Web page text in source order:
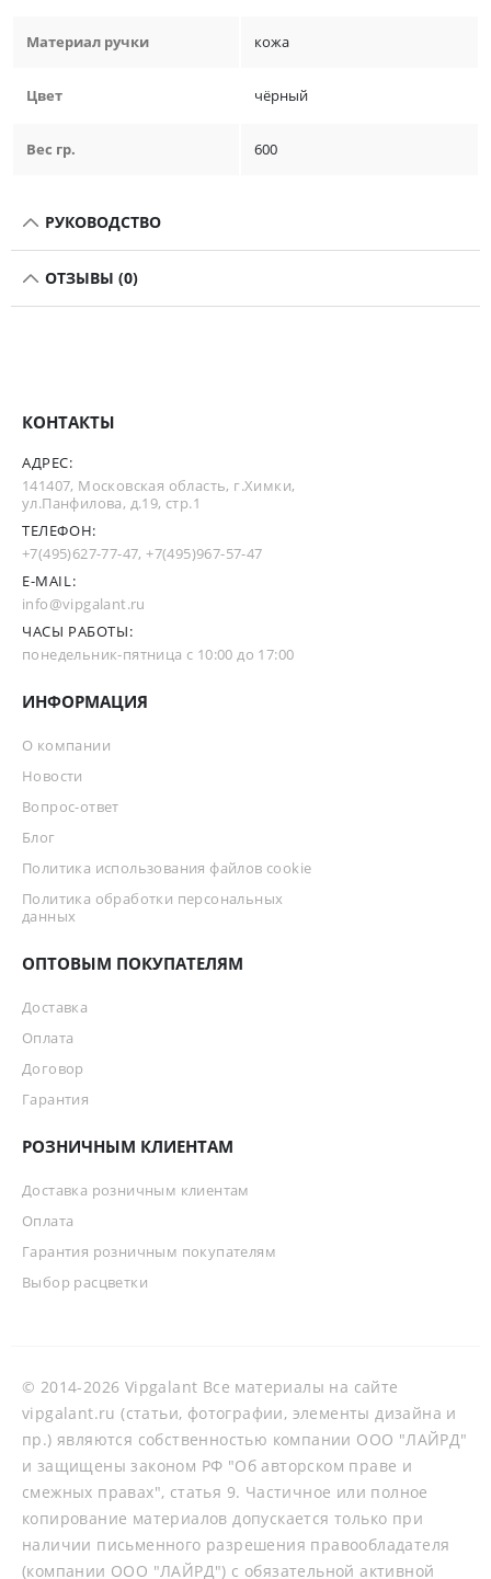
Материал ручки кожа
Цвет чёрный
Вес гр. 600
РУКОВОДСТВО
ОТЗЫВЫ (0)
КОНТАКТЫ
АДРЕС:
141407, Московская область, г.Химки,
ул.Панфилова, д.19, стр.1
ТЕЛЕФОН:
+7(495)627-77-47,+7(495)967-57-47
E-MAIL:
info@vipgalant.ru
ЧАСЫ РАБОТЫ:
понедельник-пятница с 10:00 до 17:00
ИНФОРМАЦИЯ
О компании
Новости
Вопрос-ответ
Блог
Политика использования файлов cookie
Политика обработки персональных
данных
ОПТОВЫМ ПОКУПАТЕЛЯМ
Доставка
Оплата
Договор
Гарантия
РОЗНИЧНЫМ КЛИЕНТАМ
Доставка розничным клиентам
Оплата
Гарантия розничным покупателям
Выбор расцветки
© 2014-2026 Vipgalant Все материалы на сайте
vipgalant.ru (статьи, фотографии, элементы дизайна и
пр.) являются собственностью компании ООО "ЛАЙРД"
и защищены законом РФ "Об авторском праве и
смежных правах", статья 9. Частичное или полное
копирование материалов допускается только при
наличии письменного разрешения правообладателя
(компании ООО "ЛАЙРД") с обязательной активной